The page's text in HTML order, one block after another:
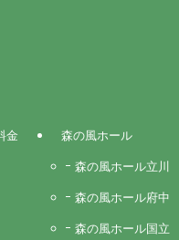
金 森の風ホール
森の風ホール立川
森の風ホール府中
森の風ホール国立